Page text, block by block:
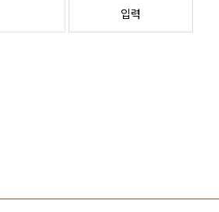
입력